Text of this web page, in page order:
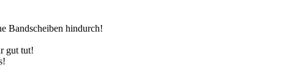
Bandscheiben hindurch!
gut tut!